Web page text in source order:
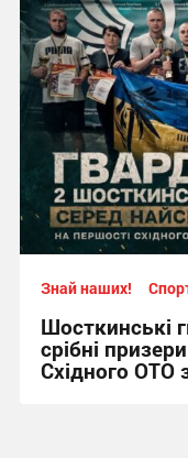
11:57, 4.08.2026
Знай наших!
Шосткинські
срібні
Східного ОТО